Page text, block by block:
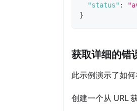
"status" :
}
获取详细的错
此示例演示了如
创建一个从 URL